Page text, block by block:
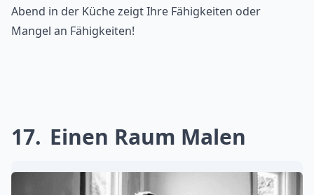
Abend in der Küche zeigt Ihre Fähigkeiten oder
Mangel an Fähigkeiten!
17 Einen Raum Malen